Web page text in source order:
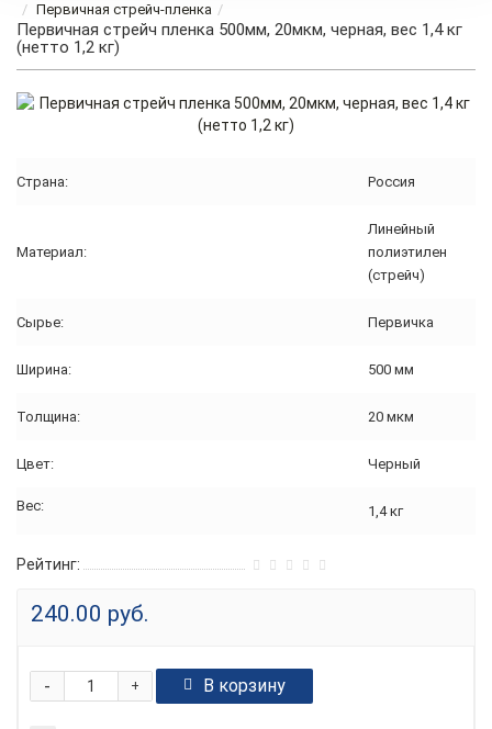
Первичная стрейч-пленка
Первичная стрейч пленка 500мм, 20мкм, черная, вес 1,4 кг
(нетто 1,2 кг)
Страна: Россия
Материал:
Линейный
полиэтилен
(стрейч)
Сырье: Первичка
Ширина: 500 мм
Толщина: 20 мкм
Цвет: Черный
Вес: 1,4 кг
Рейтинг:
240.00 руб.
+
- В корзину